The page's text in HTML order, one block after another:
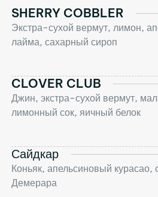
SHERRY COBBLER
Экстра-сухой вермут, лимон,
лайма, сахарный сироп
CLOVER CLUB
Джин, экстра-сухой вермут,
лимонный сок, яичный белок
Сайдкар
Коньяк, апельсиновый курасао,
Демерара